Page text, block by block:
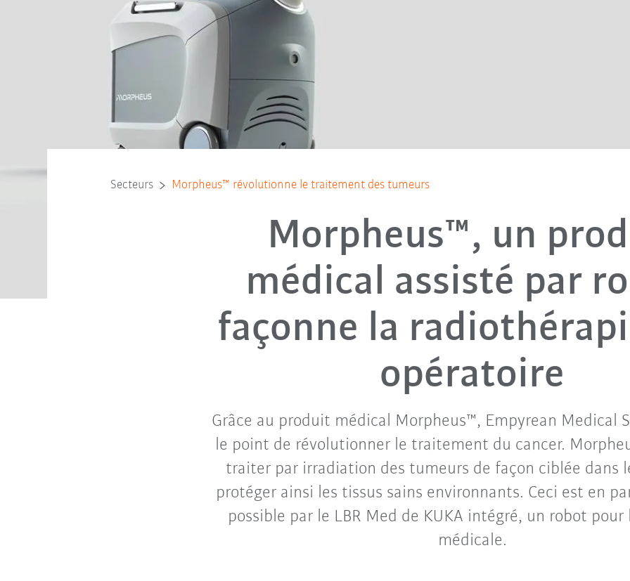
Secteurs Morpheus™ révolutionne le traitement des tumeurs
Morpheus™, un
médical assisté par
façonne la
opératoire
Grâce au produit médical Morpheus™, Empyrean Medical
le point de révolutionner le traitement du cancer.
traiter par irradiation des tumeurs de façon ciblée dans
protéger ainsi les tissus sains environnants. Ceci est en
possible par le LBR Med de KUKA intégré, un robot
médicale.